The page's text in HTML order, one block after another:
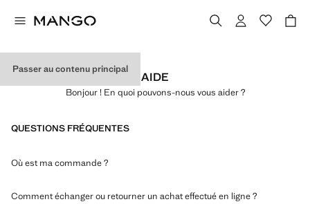
Passer au contenu principal
AIDE
Bonjour ! En quoi pouvons-nous vous aider ?
QUESTIONS FRÉQUENTES
Où est ma commande ?
Comment échanger ou retourner un achat effectué en ligne ?